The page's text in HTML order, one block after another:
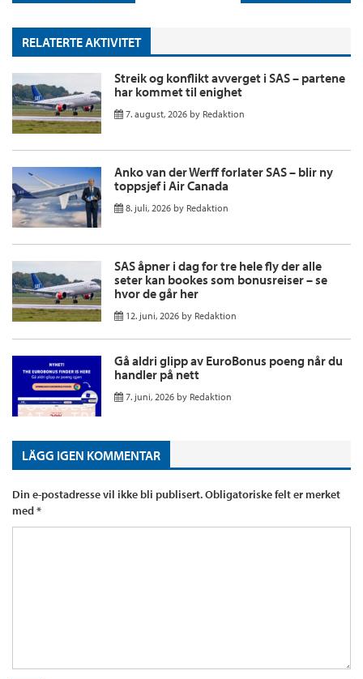
RELATERTE AKTIVITET
Streik og konflikt avverget i SAS – partene
har kommet til enighet
7. august, 2026 by Redaktion
Anko van der Werff forlater SAS – blir ny
toppsjef i Air Canada
8. juli, 2026 by Redaktion
SAS åpner i dag for tre hele fly der alle
seter kan bookes som bonusreiser – se
hvor de går her
12. juni, 2026 by Redaktion
Gå aldri glipp av EuroBonus poeng når du
handler på nett
7. juni, 2026 by Redaktion
LÄGG IGEN KOMMENTAR
Din e-postadresse vil ikke bli publisert.Obligatoriske felt er merket
med*